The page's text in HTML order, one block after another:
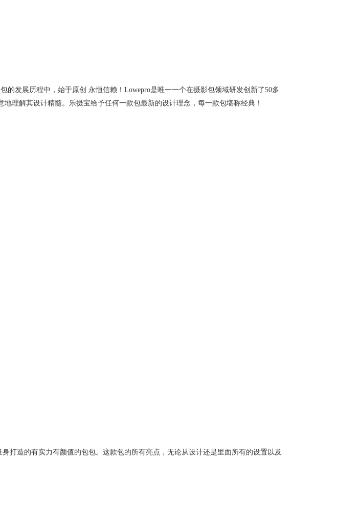
的发展历程中，始于原创 永恒信赖！Lowepro是唯一一个在摄影包领域研发创新了50多
理解其设计精髓。乐摄宝给予任何一款包最新的设计理念，每一款包堪称经典！
身打造的有实力有颜值的包包。这款包的所有亮点，无论从设计还是里面所有的设置以及